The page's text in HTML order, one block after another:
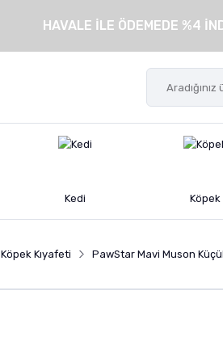
HAVALE İLE ÖDEMEDE %4
Kedi Köpek
Köpek Kıyafeti PawStar Mavi Muson